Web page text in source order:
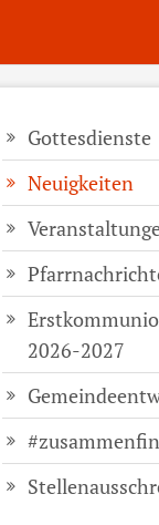
Gottesdienste
Neuigkeiten
2026-2027